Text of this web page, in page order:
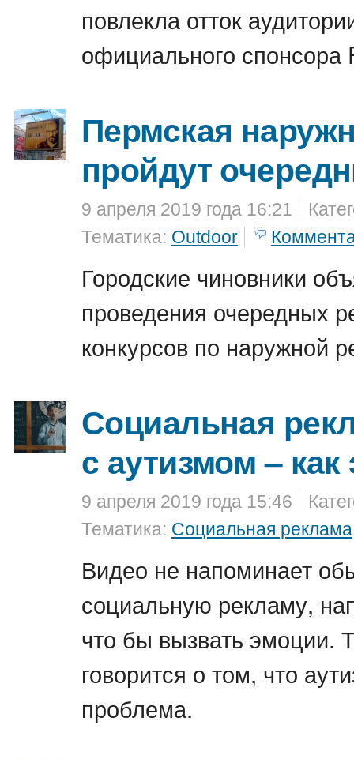
повлекла отток
официального спонсора
Пермская
пройдут
9 апреля 2019 года 16:21
Тематика: Outdoor
Городские чиновники
проведения очередных
конкурсов по наружной
Социальная
с аутизмом – как
9 апреля 2019 года 15:46
Тематика: Социальная реклама
Видео не напоминает
социальную рекламу,
что бы вызвать эмоции.
говорится о том, что
проблема.